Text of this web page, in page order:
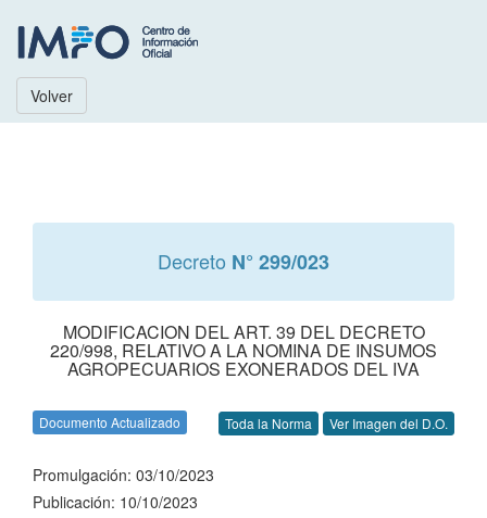
Volver
Decreto N° 299/023
MODIFICACION DEL ART. 39 DEL DECRETO
220/998, RELATIVO A LA NOMINA DE INSUMOS
AGROPECUARIOS EXONERADOS DEL IVA
Documento Actualizado Toda la Norma Ver Imagen del D.O.
Promulgación: 03/10/2023
Publicación: 10/10/2023